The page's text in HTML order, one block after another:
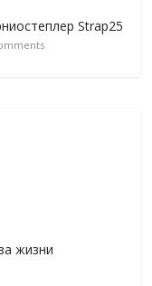
Strap25
жизни